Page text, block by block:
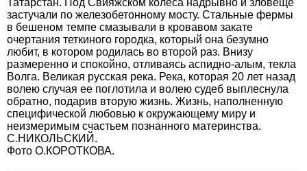
застучали по железобетонному мосту. Стальные фермы
в бешеном темпе смазывали в кровавом закате
очертания теткиного городка, который она безумно
любит, в котором родилась во второй раз. Внизу
размеренно и спокойно, отливаясь аспидно-алым, текла
Волга. Великая русская река. Река, которая 20 лет назад
волею случая ее поглотила и волею судеб выплеснула
обратно, подарив вторую жизнь. Жизнь, наполненную
специфической любовью к окружающему миру и
неизмеримым счастьем познанного материнства.
С.НИКОЛЬСКИЙ.
Фото О.КОРОТКОВА.